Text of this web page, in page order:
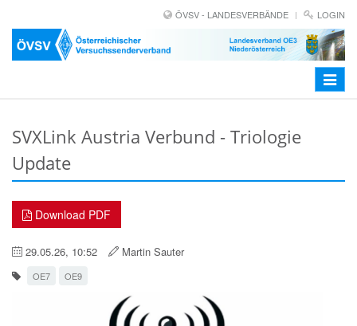
ÖVSV - LANDESVERBÄNDE LOGIN
Toggle
SVXLink Austria Verbund - Triologie
Update
Download PDF
29.05.26, 10:52 Martin Sauter
OE7 OE9